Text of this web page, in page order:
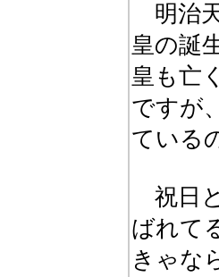
明治
皇の誕
皇も亡
ですが
ている
祝日
ばれて
きゃな